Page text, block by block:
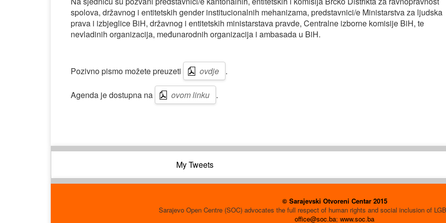
spolova, državnog i entitetskih gender institucionalnih mehanizama, predstavnici/e Ministarstva za ljudska
prava i izbjeglice BiH, državnog i entitetskih ministarstava pravde, Centralne izborne komisije BiH, te
nevladinih organizacija, međunarodnih organizacija i ambasada u BiH.
Pozivno pismo možete preuzeti ovdje .
Agenda je dostupna na ovom linku .
My Tweets
© Sarajevski Otvoreni Centar 2015
Sarajevo Open Centre (SOC) advocates the full respect of human rights and social inclusion of
office@soc.ba; www.soc.ba